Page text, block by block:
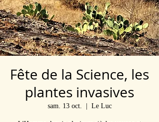
Fête de la Science, les
plantes invasives
sam. 13 oct. Le Luc